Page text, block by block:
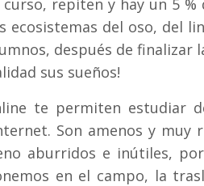
ecosistemas del oso, del
después de
sus sueños!
te permiten estudiar
Son amenos y muy
aburridos e inútiles,
en el campo, la